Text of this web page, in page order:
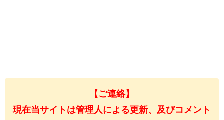
【ご連絡】
現在当サイトは管理人による更新、及びコメント